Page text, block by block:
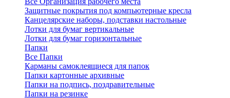
Защитные покрытия под компьютерные кресла
Канцелярские наборы, подставки настольные
Лотки для бумаг вертикальные
Лотки для бумаг горизонтальные
Папки
Все Папки
Карманы самоклеящиеся для папок
Папки картонные архивные
Папки на подпись, поздравительные
Папки на резинке